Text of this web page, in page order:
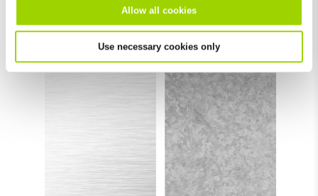
Allow all cookies
Use necessary cookies only
Alapanyag ismeret